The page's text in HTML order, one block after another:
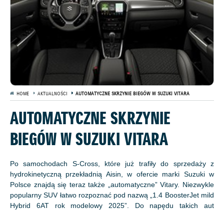
HOME AKTUALNOŚCI AUTOMATYCZNE SKRZYNIE BIEGÓW W SUZUKI VITARA
AUTOMATYCZNE SKRZYNIE
BIEGÓW W SUZUKI VITARA
Po samochodach S-Cross, które już trafiły do sprzedaży z
hydrokinetyczną przekładnią Aisin, w ofercie marki Suzuki w
Polsce znajdą się teraz także „automatyczne” Vitary. Niezwykle
popularny SUV łatwo rozpoznać pod nazwą „1.4 BoosterJet mild
Hybrid 6AT rok modelowy 2025”. Do napędu takich aut